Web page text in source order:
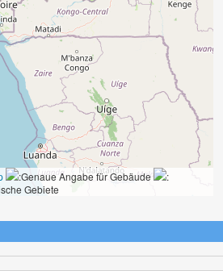
:Genaue Angabe für Gebäude
:
Gebiete